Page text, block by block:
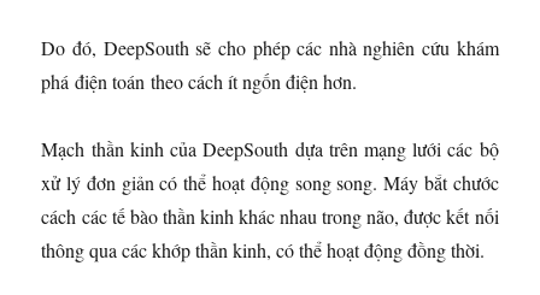
Do đó, DeepSouth sẽ cho phép các nhà nghiên cứu khám
phá điện toán theo cách ít ngốn điện hơn.
Mạch thần kinh của DeepSouth dựa trên mạng lưới các bộ
xử lý đơn giản có thể hoạt động song song. Máy bắt chước
cách các tế bào thần kinh khác nhau trong não, được kết nối
thông qua các khớp thần kinh, có thể hoạt động đồng thời.